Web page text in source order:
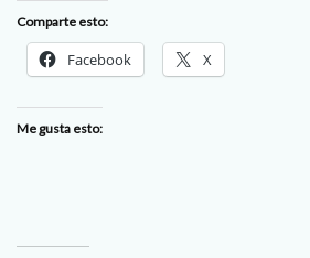
Comparte esto:
Facebook X
Me gusta esto: